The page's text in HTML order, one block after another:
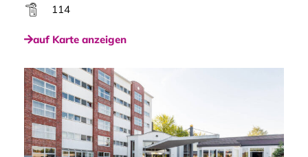
114
auf Karte anzeigen